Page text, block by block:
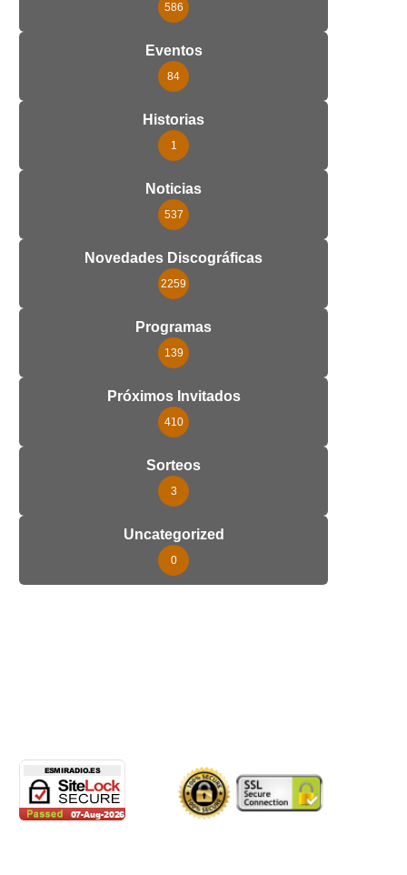
586
Eventos
84
Historias
1
Noticias
537
Novedades Discográficas
2259
Programas
139
Próximos Invitados
410
Sorteos
3
Uncategorized
0